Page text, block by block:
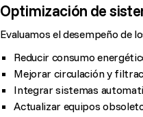
Optimización de
Evaluamos el desempeño de
Reducir consumo
Mejorar circulación y
Integrar sistemas
Actualizar equipos